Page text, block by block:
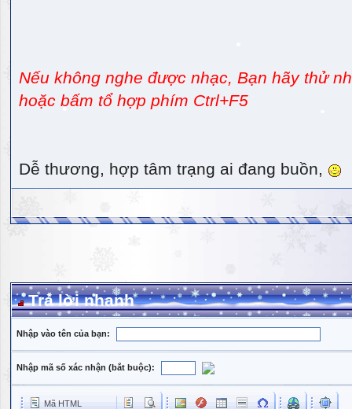
Nếu không nghe được nhạc, Bạn hãy thử
hoặc bấm tổ hợp phím Ctrl+F5
Dễ thương, hợp tâm trạng ai đang buồn,
Trả lời nhanh
Nhập vào tên của bạn:
Nhập mã số xác nhận (bắt buộc):
Mã HTML